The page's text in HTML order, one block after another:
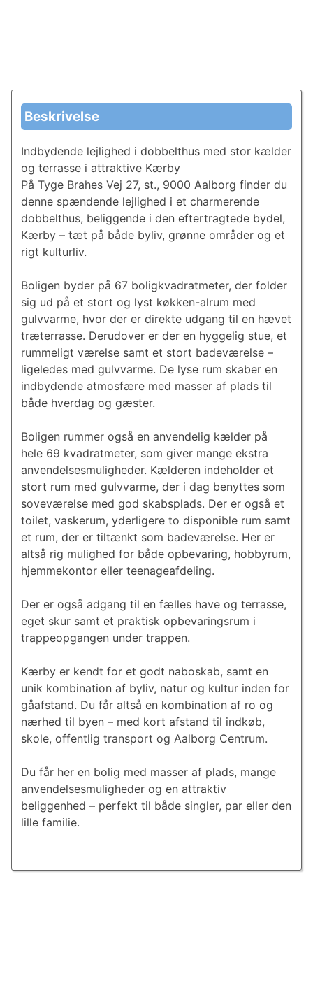
Beskrivelse
Indbydende lejlighed i dobbelthus med stor kælder
og terrasse i attraktive Kærby
På Tyge Brahes Vej 27, st., 9000 Aalborg finder du
denne spændende lejlighed i et charmerende
dobbelthus, beliggende i den eftertragtede bydel,
Kærby – tæt på både byliv, grønne områder og et
rigt kulturliv.
Boligen byder på 67 boligkvadratmeter, der folder
sig ud på et stort og lyst køkken-alrum med
gulvvarme, hvor der er direkte udgang til en hævet
træterrasse. Derudover er der en hyggelig stue, et
rummeligt værelse samt et stort badeværelse –
ligeledes med gulvvarme. De lyse rum skaber en
indbydende atmosfære med masser af plads til
både hverdag og gæster.
Boligen rummer også en anvendelig kælder på
hele 69 kvadratmeter, som giver mange ekstra
anvendelsesmuligheder. Kælderen indeholder et
stort rum med gulvvarme, der i dag benyttes som
soveværelse med god skabsplads. Der er også et
toilet, vaskerum, yderligere to disponible rum samt
et rum, der er tiltænkt som badeværelse. Her er
altså rig mulighed for både opbevaring, hobbyrum,
hjemmekontor eller teenageafdeling.
Der er også adgang til en fælles have og terrasse,
eget skur samt et praktisk opbevaringsrum i
trappeopgangen under trappen.
Kærby er kendt for et godt naboskab, samt en
unik kombination af byliv, natur og kultur inden for
gåafstand. Du får altså en kombination af ro og
nærhed til byen – med kort afstand til indkøb,
skole, offentlig transport og Aalborg Centrum.
Du får her en bolig med masser af plads, mange
anvendelsesmuligheder og en attraktiv
beliggenhed – perfekt til både singler, par eller den
lille familie.